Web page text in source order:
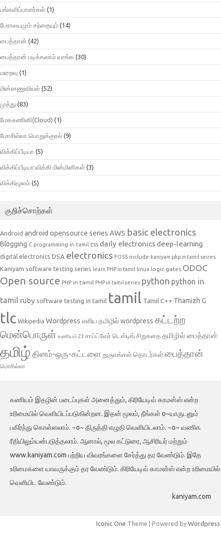
பங்களிப்பாளர்கள் (1)
பேராலயமும் சந்தையும் (14)
பைத்தான் (42)
பைத்தான் படிக்கலாம் வாங்க (30)
மறைவு (1)
மின்னணுவியல் (52)
முத்து (83)
மேககணினி(Cloud) (1)
மோசில்லா பொதுக்குரல் (9)
விக்கிப்பீடியா (5)
விக்கிப்பீடியா:விக்கி மின்மினிகள் (3)
விக்கிமூலம் (5)
குறிச்சொற்கள்
Android android opensource series AWS basic electronics
Blogging C programming in tamil css daily electronicsdeep-learning
digital electronics DSA electronics FOSS include kaniyam php in tamil seires
Kaniyam software testing series learn PHP in tamil linux logic gates ODOC
Open source PHP in tamil PHP in tamil series python python in
tamil ruby software testing in tamil tamil Tamil C++ Thamizh G
tlc Wikipedia Wordpress எளிய தமிழில் wordpress கட்டற்ற
மென்பொருள் கணியம் 23 சாப்ட்வேர் டெஸ்டிங் சிறுகதை தமிழில் பைத்தான்
தமிழ் தினம்-ஒரு-கட்டளை துருவங்கள் தொடர்கள்பைத்தான்
மொசில்லா
கணியம் இதழின் படைப்புகள் அனைத்தும், கிரியேடிவ் காமன்ஸ் என்ற
உரிமையில் வெளியிடப்படுகின்றன. இதன் மூலம், நீங்கள் o~யாருடனும்
பகிர்ந்து கொள்ளலாம். ~o~ திருத்தி எழுதி வெளியிடலாம். ~o~ வணிக
ரீதியிலும்யன்படுத்தலாம். ஆனால், மூல கட்டுரை, ஆசிரியர் மற்றும்
www.kaniyam.com பற்றிய விவரங்களை சேர்த்து தர வேண்டும். இதே
உரிமைகளை யாவருக்கும் தர வேண்டும். கிரியேடிவ் காமன்ஸ் என்ற உரிமையில்
வெளியிட வேண்டும்.
kaniyam.com
Iconic One Theme | Powered by Wordpress